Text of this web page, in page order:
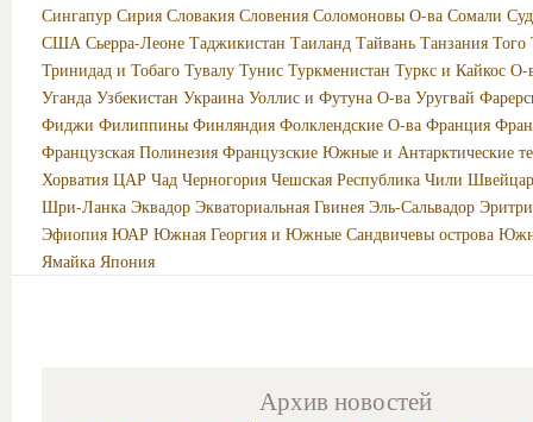
Сингапур Сирия Словакия Словения Соломоновы О-ва Сомали
США Сьерра-Леоне Таджикистан Таиланд Тайвань Танзания Того
Тринидад и Тобаго Тувалу Тунис Туркменистан Туркс и Кайкос О-
Уганда Узбекистан Украина Уоллис и Футуна О-ва Уругвай
Фиджи Филиппины Финляндия Фолклендские О-ва Франция
Французская Полинезия Французские Южные и Антарктические
Хорватия ЦАР Чад Черногория Чешская Республика Чили
Шри-Ланка Эквадор Экваториальная Гвинея Эль-Сальвадор
Эфиопия ЮАР Южная Георгия и Южные Сандвичевы острова
Ямайка Япония
Архив новостей